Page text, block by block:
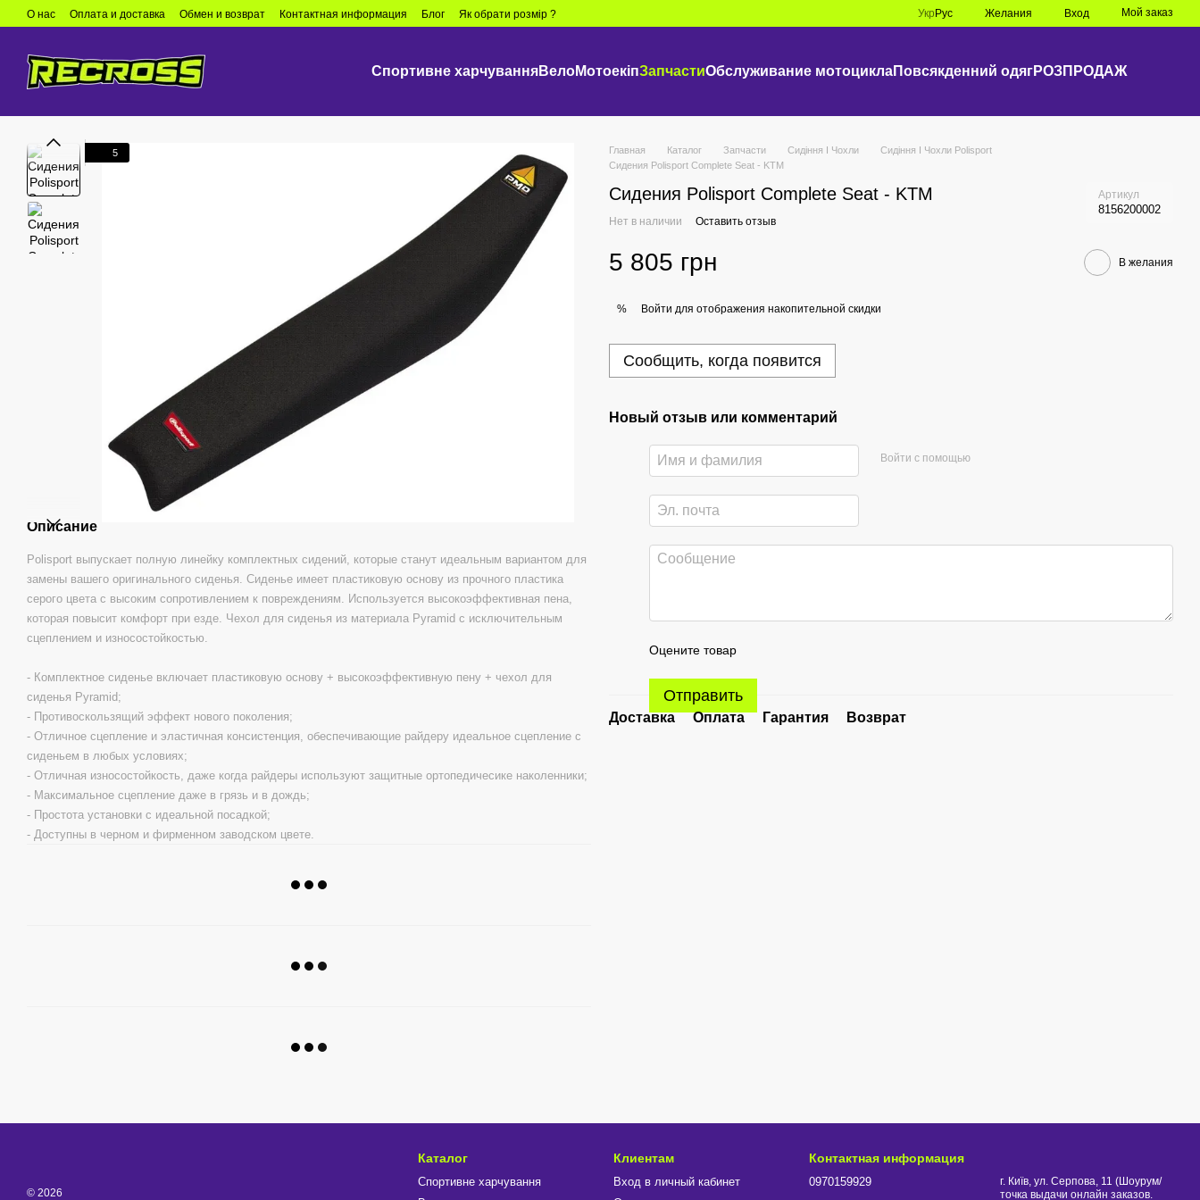
Перейти к основному контенту
О нас Оплата и доставка Обмен и возврат Контактная информация Блог Як обрати розмір ? Укр Рус Желания Вход Мой заказ
Спортивне харчуванняВелоМотоекіпЗапчастиОбслуживание мотоциклаПовсякденний одягРОЗПРОДАЖ
5
Описание
Polisport выпускает полную линейку комплектных сидений, которые станут идеальным вариантом для
замены вашего оригинального сиденья. Сиденье имеет пластиковую основу из прочного пластика
серого цвета с высоким сопротивлением к повреждениям. Используется высокоэффективная пена,
которая повысит комфорт при езде. Чехол для сиденья из материала Pyramid с исключительным
сцеплением и износостойкостью.
- Комплектное сиденье включает пластиковую основу + высокоэффективную пену + чехол для
сиденья Pyramid;
- Противоскользящий эффект нового поколения;
- Отличное сцепление и эластичная консистенция, обеспечивающие райдеру идеальное сцепление с
сиденьем в любых условиях;
- Отличная износостойкость, даже когда райдеры используют защитные ортопедичесике наколенники;
- Максимальное сцепление даже в грязь и в дождь;
- Простота установки с идеальной посадкой;
- Доступны в черном и фирменном заводском цвете.
Главная Каталог Запчасти Сидіння I Чохли
Сидіння I Чохли Polisport
Сидения Polisport Complete Seat - KTM
Сидения Polisport Complete Seat - KTM Артикул
8156200002
Нет в наличии Оставить отзыв
5 805 грн В желания
% Войти для отображения накопительной скидки
Сообщить, когда появится
Новый отзыв или комментарий
Войти с помощью
Оцените товар
Отправить
Доставка Оплата Гарантия Возврат
© 2026
Каталог
Спортивне харчування
Клиентам
Вход в личный кабинет
Контактная информация
0970159929
г. Київ, ул. Серпова, 11 (Шоурум/
точка выдачи онлайн заказов.